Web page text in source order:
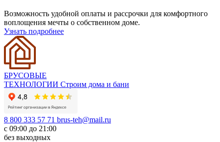
Возможность удобной оплаты и рассрочки для комфортного
воплощения мечты о собственном доме.
Узнать подробнее
БРУСОВЫЕ
ТЕХНОЛОГИИ Строим дома и бани
8 800 333 57 71 brus-teh@mail.ru
с 09:00 до 21:00
без выходных